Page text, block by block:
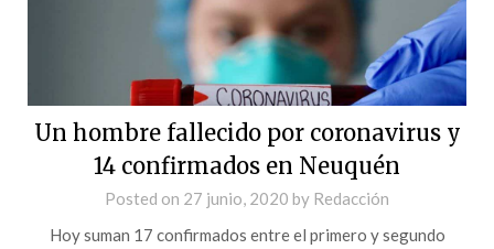
Un hombre fallecido por coronavirus y
14 confirmados en Neuquén
Posted on 27 junio, 2020 by Redacción
Hoy suman 17 confirmados entre el primero y segundo